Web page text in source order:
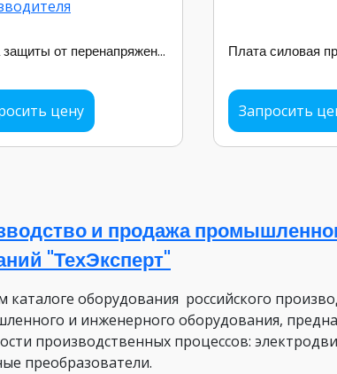
Плата защиты от перенапряжения преобразователя частоты K750 75кВт ONI
цену Запросить
и продажа
"ТехЭксперт"
каталоге оборудования российского
и инженерного оборудования,
производственных процессов:
преобразователи.